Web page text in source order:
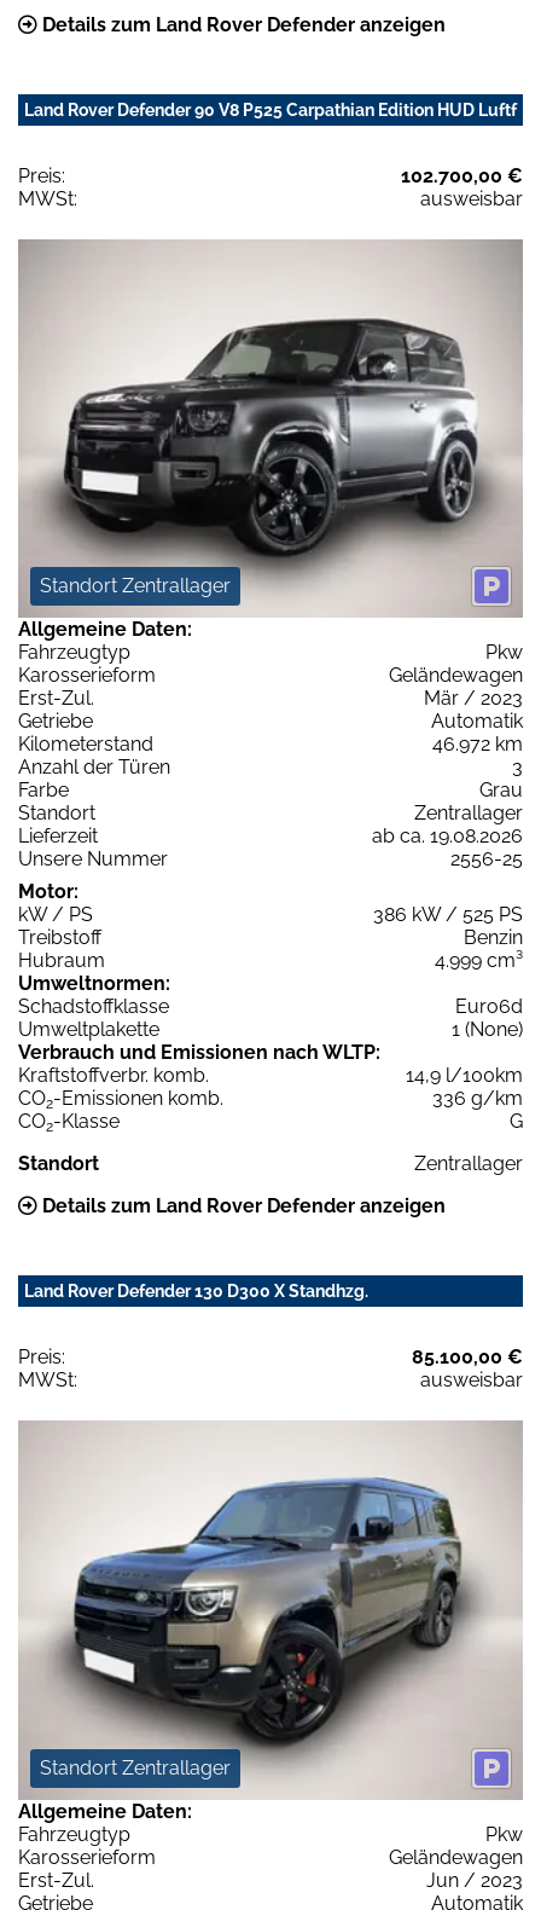
Details zum Land Rover Defender anzeigen
Land Rover Defender 90 V8 P525 Carpathian Edition HUD Luftf
Preis:
102.700,00 €
MWSt:
ausweisbar
Standort Zentrallager
Allgemeine Daten:
Fahrzeugtyp
Pkw
Karosserieform
Geländewagen
Erst-Zul.
Mär / 2023
Getriebe
Automatik
Kilometerstand
46.972 km
Anzahl der Türen
3
Farbe
Grau
Standort
Zentrallager
Lieferzeit
ab ca. 19.08.2026
Unsere Nummer
2556-25
Motor:
kW / PS
386 kW / 525 PS
Treibstoff
Benzin
Hubraum
4.999 cm³
Umweltnormen:
Schadstoffklasse
Euro6d
Umweltplakette
1 (None)
Verbrauch und Emissionen nach WLTP:
Kraftstoffverbr. komb.
14,9 l/100km
CO2-Emissionen komb.
336 g/km
CO2-Klasse
G
Standort
Zentrallager
Details zum Land Rover Defender anzeigen
Land Rover Defender 130 D300 X Standhzg.
Preis:
85.100,00 €
MWSt:
ausweisbar
Standort Zentrallager
Allgemeine Daten:
Fahrzeugtyp
Pkw
Karosserieform
Geländewagen
Erst-Zul.
Jun / 2023
Getriebe
Automatik